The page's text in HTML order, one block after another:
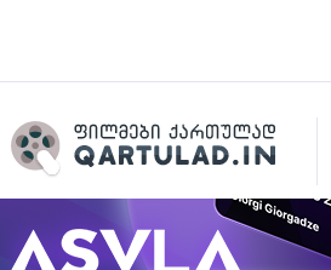
Qartulad.in © 2026